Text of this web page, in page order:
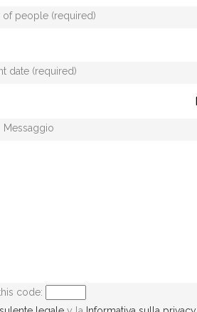
of people (required)
date (required)
Messaggio
code: